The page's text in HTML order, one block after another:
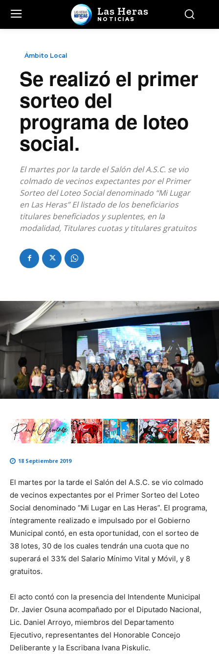
Las Heras
NOTICIAS
Ámbito Local
Se realizó el primer
sorteo del
programa de loteo
social.
El martes por la tarde el Salón del A.S.C. se vio
colmado de vecinos expectantes por el Primer
Sorteo del Loteo Social denominado “Mi Lugar
en Las Heras” El listado de los beneficiarios
titulares beneficiados y suplentes, en la
modalidad, Titulares cuotas y titulares gratuitos
18 Septiembre 2019
El martes por la tarde el Salón del A.S.C. se vio colmado
de vecinos expectantes por el Primer Sorteo del Loteo
Social denominado “Mi Lugar en Las Heras”. El programa,
íntegramente realizado e impulsado por el Gobierno
Municipal contó, en esta oportunidad, con el sorteo de
38 lotes, 30 de los cuales tendrán una cuota que no
superará el 33% del Salario Mínimo Vital y Móvil, y 8
gratuitos.
El acto contó con la presencia del Intendente Municipal
Dr. Javier Osuna acompañado por el Diputado Nacional,
Lic. Daniel Arroyo, miembros del Departamento
Ejecutivo, representantes del Honorable Concejo
Deliberante y la Escribana Ivana Piskulic.